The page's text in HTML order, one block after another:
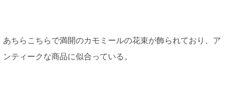
あちらこちらで満開のカモミールの花束が飾られており、ア
ンティークな商品に似合っている。